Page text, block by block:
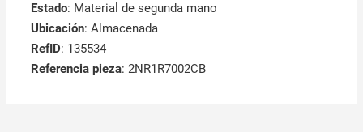
Estado: Material de segunda mano
Ubicación: Almacenada
RefID: 135534
Referencia pieza: 2NR1R7002CB